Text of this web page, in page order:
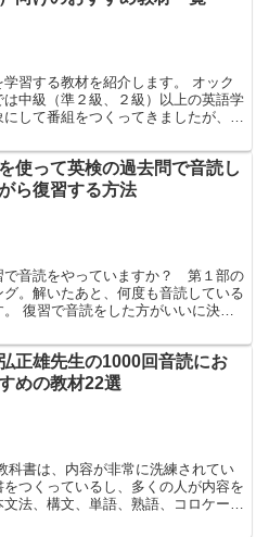
習する教材を紹介します。 オック
中級（準２級、２級）以上の英語学
して番組をつくってきましたが、最
使って英検の過去問で音読し
ら復習する方法
で音読をやっていますか？ 第１部の
。解いたあと、何度も音読している
復習で音読をした方がいいに決ま
正雄先生の1000回音読にお
めの教材22選
科書は、内容が非常に洗練されてい
つくっているし、多くの人が内容を
法、構文、単語、熟語、コロケーシ